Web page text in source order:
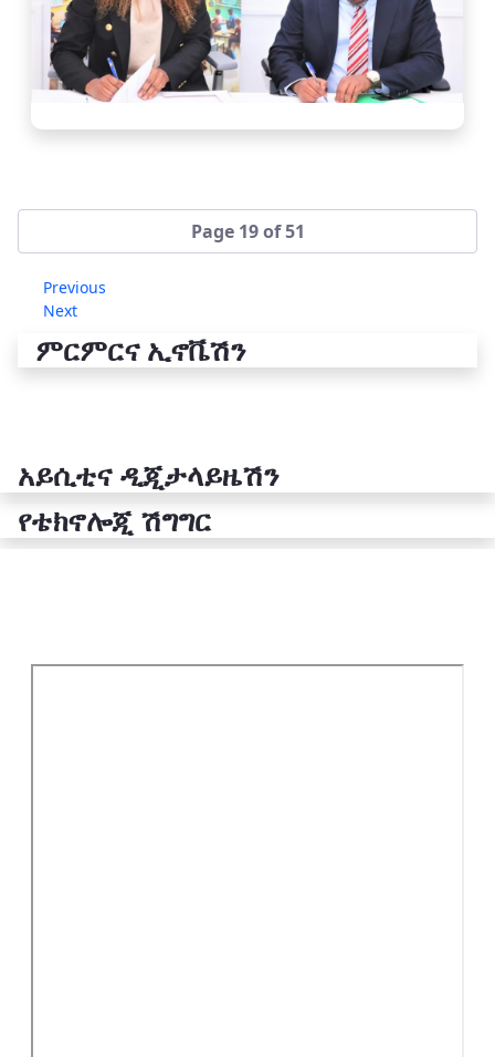
Page 19 of 51
Previous
Next
ምርምርና ኢኖቬሽን
አይሲቲና ዲጂታላይዜሽን
የቴክኖሎጂ ሽግግር